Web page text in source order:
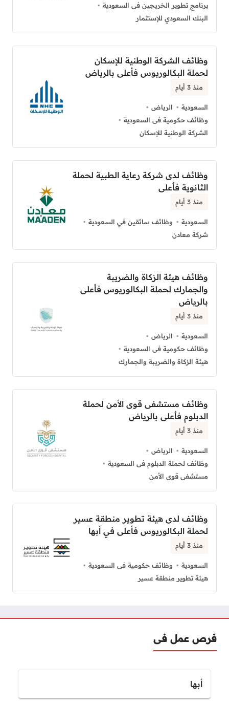
برنامج تطوير الخريجين فى السعودية
البنك السعودي للإستثمار
وظائف الشركة الوطنية للإسكان
لحملة البكالوريوس فأعلى بالرياض
منذ 3 أيام
السعودية
الرياض
وظائف حكومية فى السعودية
الشركة الوطنية للإسكان
وظائف لدى شركة رعاية الطبية لحملة
الثانوية فأعلى
منذ 3 أيام
السعودية
وظائف سائقين في السعودية
شركة معادن
وظائف هيئة الزكاة والضريبة
والجمارك لحملة البكالوريوس فأعلى
بالرياض
منذ 3 أيام
السعودية
الرياض
وظائف حكومية فى السعودية
هيئة الزكاة والضريبة والجمارك
وظائف مستشفى قوى الأمن لحملة
الدبلوم فأعلى بالرياض
منذ 3 أيام
السعودية
الرياض
وظائف لحملة الدبلوم فى السعودية
مستشفى قوى الأمن
وظائف لدى هيئة تطوير منطقة عسير
لحملة البكالوريوس فأعلى في أبها
منذ 3 أيام
السعودية
وظائف حكومية فى السعودية
هيئة تطوير منطقة عسير
فرص عمل فى
أبها